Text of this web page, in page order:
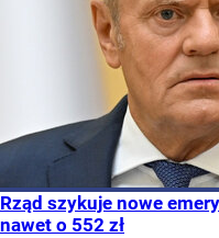
Rząd szykuje nowe
nawet o 552 zł